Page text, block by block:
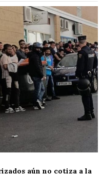
aún no cotiza a la